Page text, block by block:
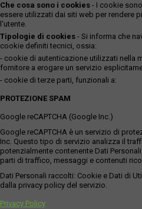
Che cosa sono i cookies - I cookie
essere utilizzati dai siti web per rendere
l'utente.
Tipologie di cookies - Si informa che
cookie definiti tecnici, ossia:
- cookie di autenticazione utilizzati nella
fornitore a erogare un servizio
- cookie di terze parti, funzionali a:
PROTEZIONE SPAM
Google reCAPTCHA (Google Inc.)
Google reCAPTCHA è un servizio di
Inc. Questo tipo di servizio analizza il
potenzialmente contenente Dati
parti di traffico, messaggi e contenuti
Dati Personali raccolti: Cookie e Dati di
dalla privacy policy del servizio.
Privacy Policy